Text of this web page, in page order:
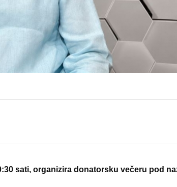
sati, organizira donatorsku večeru pod